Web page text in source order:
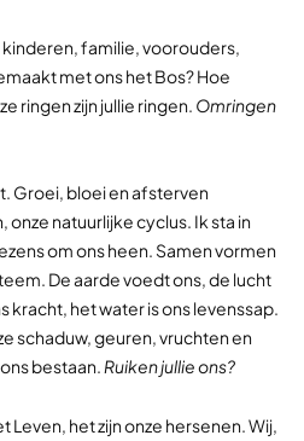
familie, voorouders,
met ons het Bos? Hoe
ringen zijn jullie ringen. Omringen
Groei, bloei en afsterven
natuurlijke cyclus. Ik sta in
om ons heen. Samen vormen
De aarde voedt ons, de lucht
kracht, het water is ons levenssap.
schaduw, geuren, vruchten en
bestaan. Ruiken jullie ons?
het zijn onze hersenen. Wij,